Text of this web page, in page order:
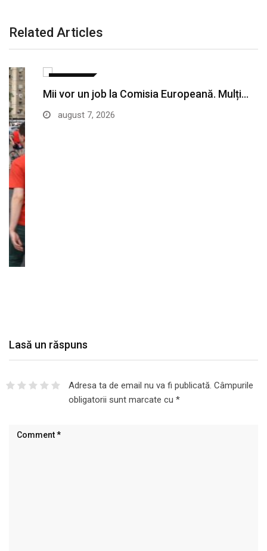
Related Articles
SANATATE
Mii vor un job la Comisia Europeană. Mulți…
august 7, 2026
Lasă un răspuns
Adresa ta de email nu va fi publicată. Câmpurile
obligatorii sunt marcate cu *